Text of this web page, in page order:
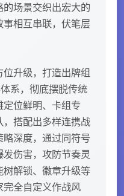
场景交织出宏大的
相互串联，伏笔层
升级，打造出牌组
系，彻底摆脱传统
定位鲜明、卡组专
搭配出多样连携战
深度，通过同符号
伤害，攻防节奏灵
解锁、徽章升级等
完全自定义作战风